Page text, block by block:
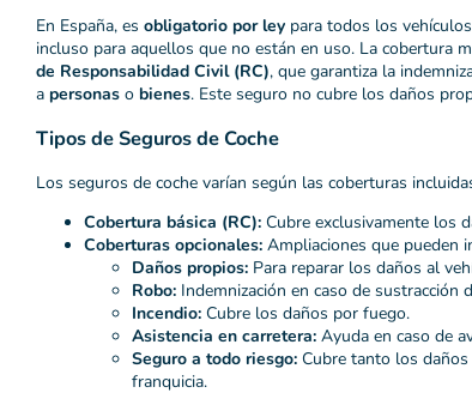
En España, es obligatorio por ley para todos los
incluso para aquellos que no están en uso. La cobertura
de Responsabilidad Civil (RC), que garantiza la
a personas o bienes. Este seguro no cubre los daños
Tipos de Seguros de Coche
Los seguros de coche varían según las coberturas
Cobertura básica (RC): Cubre exclusivamente los
Coberturas opcionales: Ampliaciones que pueden
Daños propios: Para reparar los daños al
Robo: Indemnización en caso de sustracción
Incendio: Cubre los daños por fuego.
Asistencia en carretera: Ayuda en caso de
Seguro a todo riesgo: Cubre tanto los
franquicia.